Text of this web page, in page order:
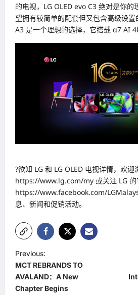
的电视，LG OLED evo C3 绝对是你
望拥有较简单的配套但又包含高级设置
A3 是一个理想的选择，它搭载 α7 AI
?欲知 LG 和 LG OLED 电视详情，欢
https://www.lg.com/my 或关注 LG 的
https://www.facebook.com/
息、新闻和促销活动。
P
o
s
Previous:
MCT REBRANDS TO
AVALAND：A New
Chapter Begins